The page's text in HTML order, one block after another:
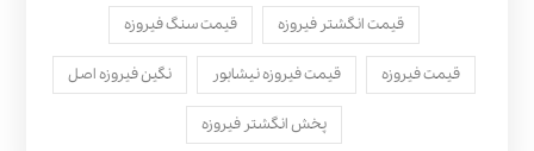
قیمت انگشتر فیروزه قیمت سنگ فیروزه
قیمت فیروزه قیمت فیروزه نیشابور نگین فیروزه اصل
پخش انگشتر فیروزه